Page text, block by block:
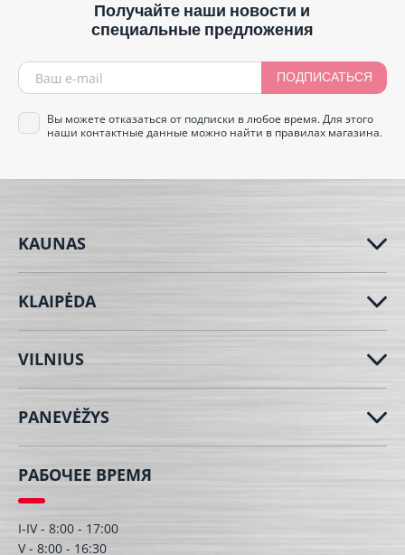
Получайте наши новости и
специальные предложения
ПОДПИСАТЬСЯ
Вы можете отказаться от подписки в любое время. Для этого
наши контактные данные можно найти в правилах магазина.
KAUNAS
KLAIPĖDA
VILNIUS
PANEVĖŽYS
РАБОЧЕЕ ВРЕМЯ
I-IV - 8:00 - 17:00
V - 8:00 - 16:30